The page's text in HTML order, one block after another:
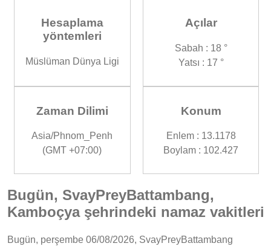
Hesaplama
yöntemleri
Müslüman Dünya Ligi
Açılar
Sabah : 18 °
Yatsı : 17 °
Zaman Dilimi
Asia/Phnom_Penh
(GMT +07:00)
Konum
Enlem : 13.1178
Boylam : 102.427
Bugün, SvayPreyBattambang,
Kamboçya şehrindeki namaz vakitleri
Bugün, perşembe 06/08/2026, SvayPreyBattambang